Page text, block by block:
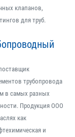
клапанов,
для труб.
трубопровода
в самых разных
Продукция ООО
как
и